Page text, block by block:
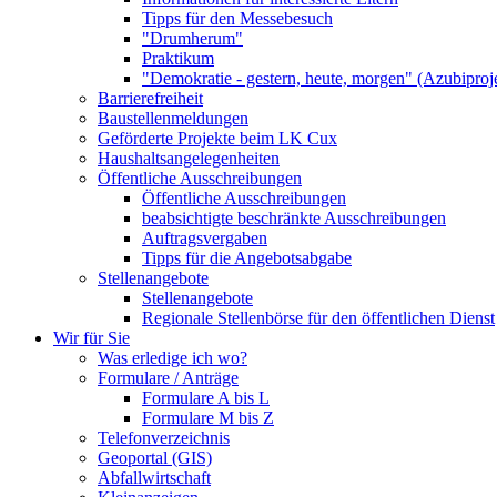
Tipps für den Messebesuch
"Drumherum"
Praktikum
"Demokratie - gestern, heute, morgen"
Barrierefreiheit
Baustellenmeldungen
Geförderte Projekte beim LK Cux
Haushaltsangelegenheiten
Öffentliche Ausschreibungen
Öffentliche Ausschreibungen
beabsichtigte beschränkte Ausschreibungen
Auftragsvergaben
Tipps für die Angebotsabgabe
Stellenangebote
Stellenangebote
Regionale Stellenbörse für den öffentlichen Dienst
Wir für Sie
Was erledige ich wo?
Formulare / Anträge
Formulare A bis L
Formulare M bis Z
Telefonverzeichnis
Geoportal (GIS)
Abfallwirtschaft